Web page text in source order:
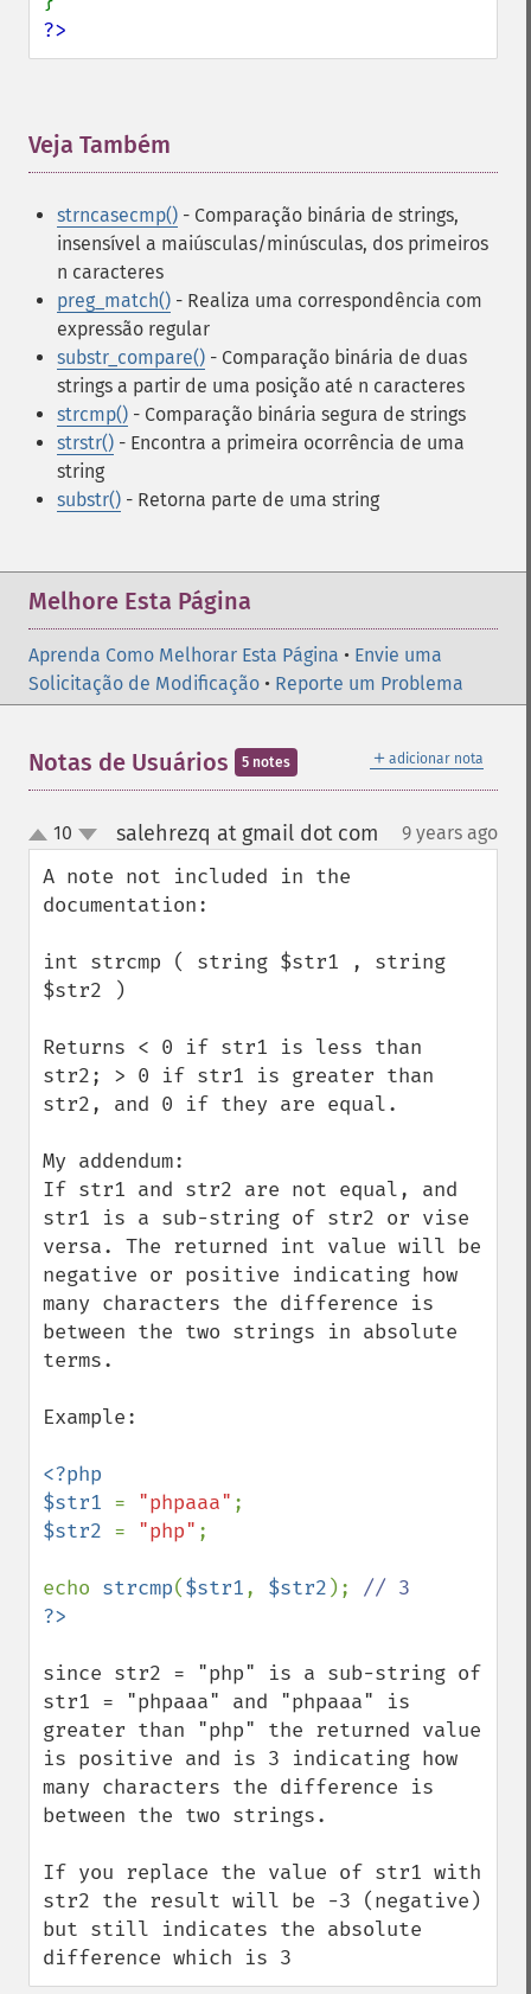
?>
Veja Também
strncasecmp() - Comparação binária de strings,
insensível a maiúsculas/minúsculas, dos primeiros
n caracteres
preg_match() - Realiza uma correspondência com
expressão regular
substr_compare() - Comparação binária de duas
strings a partir de uma posição até n caracteres
strcmp() - Comparação binária segura de strings
strstr() - Encontra a primeira ocorrência de uma
string
substr() - Retorna parte de uma string
Melhore Esta Página
Aprenda Como Melhorar Esta Página • Envie uma
Solicitação de Modificação • Reporte um Problema
＋ adicionar nota
Notas de Usuários 5 notes
up
down
10 salehrezq at gmail dot com 9 years ago
A note not included in the
documentation:
int strcmp ( string $str1 , string
$str2 )
Returns < 0 if str1 is less than
str2; > 0 if str1 is greater than
str2, and 0 if they are equal.
My addendum:
If str1 and str2 are not equal, and
str1 is a sub-string of str2 or vise
versa. The returned int value will be
negative or positive indicating how
many characters the difference is
between the two strings in absolute
terms.
Example:
<?php
$str1 = "phpaaa"
$str2 = "php" ;
echo strcmp($str1, $str2 );
since str2 = "php" is a sub-string of
str1 = "phpaaa" and "phpaaa" is
greater than "php" the returned value
is positive and is 3 indicating how
many characters the difference is
between the two strings.
If you replace the value of str1 with
str2 the result will be -3 (negative)
but still indicates the absolute
difference which is 3